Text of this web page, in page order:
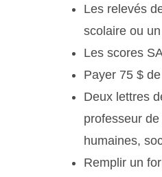
Les relevés
scolaire ou
Les scores
Payer 75 $
Deux lettres
professeur
humaines,
Remplir un